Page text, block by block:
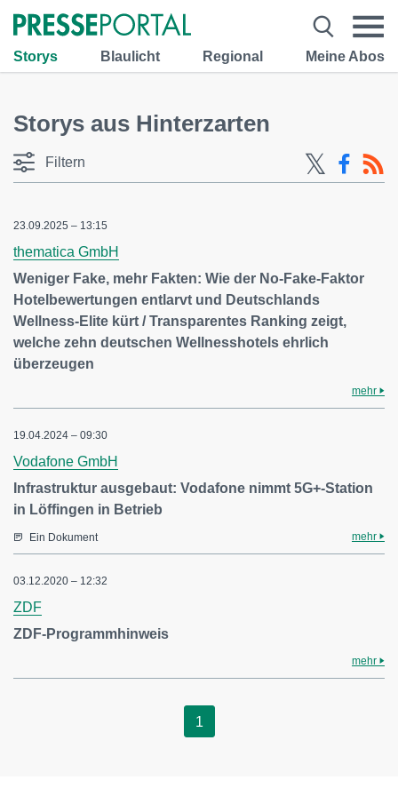
Storys Blaulicht Regional Meine Abos
Storys aus Hinterzarten
Filtern
23.09.2025 – 13:15
thematica GmbH
Weniger Fake, mehr Fakten: Wie der No-Fake-Faktor
Hotelbewertungen entlarvt und Deutschlands
Wellness-Elite kürt / Transparentes Ranking zeigt,
welche zehn deutschen Wellnesshotels ehrlich
überzeugen
mehr
19.04.2024 – 09:30
Vodafone GmbH
Infrastruktur ausgebaut: Vodafone nimmt 5G+-Station
in Löffingen in Betrieb
Ein Dokument mehr
03.12.2020 – 12:32
ZDF
ZDF-Programmhinweis
mehr
1